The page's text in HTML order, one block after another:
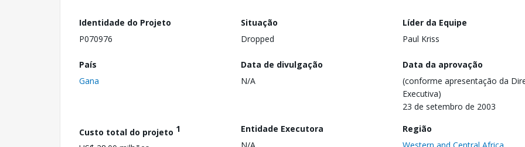
Identidade do Projeto
P070976
Situação
Dropped
Líder da Equipe
Paul Kriss
País
Gana
Data de divulgação
N/A
Data da aprovação
(conforme apresentação da
Executiva)
23 de setembro de 2003
Custo total do projeto 1
Entidade Executora
N/A
Região
Western and Central Africa